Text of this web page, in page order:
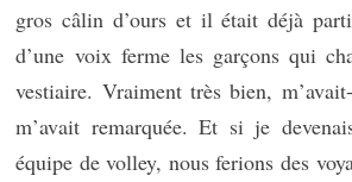
gros câlin d’ours et il était déjà
d’une voix ferme les garçons qui
vestiaire. Vraiment très bien,
m’avait remarquée. Et si je
équipe de volley, nous ferions des